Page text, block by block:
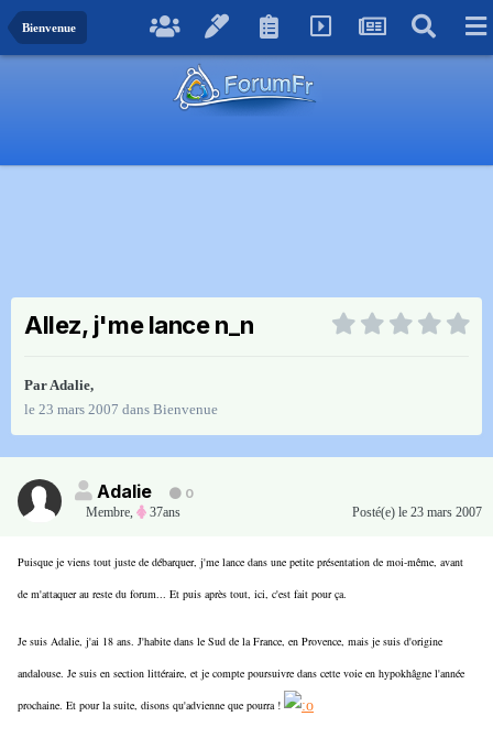
Bienvenue
Allez, j'me lance n_n
ParAdalie,
le 23 mars 2007 dans Bienvenue
Adalie
0
Membre, 37ans Posté(e) le 23 mars 2007
Puisque je viens tout juste de débarquer, j'me lance dans une petite présentation de moi-même, avant
de m'attaquer au reste du forum... Et puis après tout, ici, c'est fait pour ça.
Je suis Adalie, j'ai 18 ans. J'habite dans le Sud de la France, en Provence, mais je suis d'origine
andalouse. Je suis en section littéraire, et je compte poursuivre dans cette voie en hypokhâgne l'année
prochaine. Et pour la suite, disons qu'advienne que pourra !